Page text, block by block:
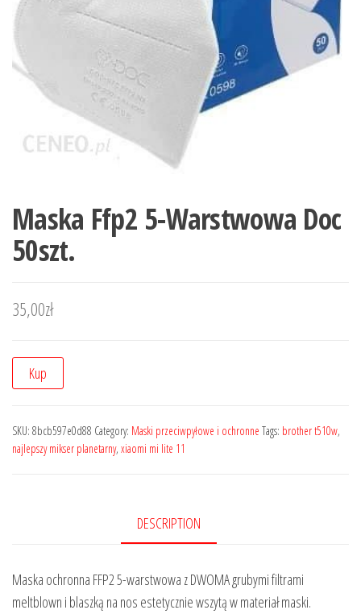
Maska Ffp2 5-Warstwowa Doc
50szt.
35,00zł
Kup
SKU: 8bcb597e0d88 Category: Maski przeciwpyłowe i ochronne Tags: brother t510w,
najlepszy mikser planetarny, xiaomi mi lite 11
DESCRIPTION
Maska ochronna FFP2 5-warstwowa z DWOMA grubymi filtrami
meltblown i blaszką na nos estetycznie wszytą w materiał maski.